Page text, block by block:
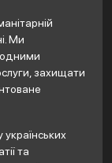
Ми
захищати
українських
та